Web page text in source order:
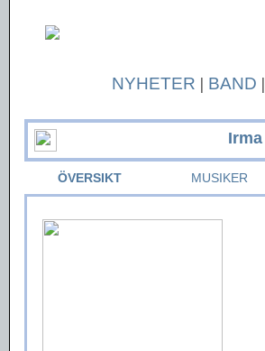
NYHETER | BAND |
Irma
ÖVERSIKT MUSIKER